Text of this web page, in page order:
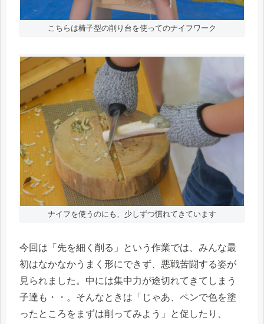
こちらは椅子型の削り台を使ってのナイフワーク
ナイフを使うのにも、少しずつ慣れてきています
今回は「先を細く削る」という作業では、みんな最
初はなかなかうまく形にできず、悪戦苦闘する姿が
見られました。中には集中力が途切れてきてしまう
子達も・・。そんなときは「じゃあ、ペンで色を塗
ったところをまずは削ってみよう」と促したり、